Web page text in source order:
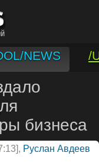
NEWS
/
бизнеса
Руслан Авдеев